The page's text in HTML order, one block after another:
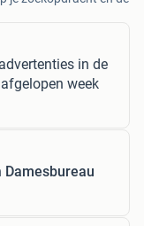
in de
week
Damesbureau